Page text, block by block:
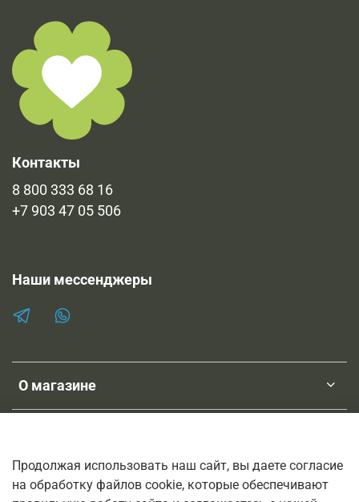
О магазине
Контакты
8 800 333 68 16
+7 903 47 05 506
Наши мессенджеры
ТМ SHOPNEBOLEL
Продолжая использовать наш сайт, вы даете согласие
на обработку файлов cookie, которые обеспечивают